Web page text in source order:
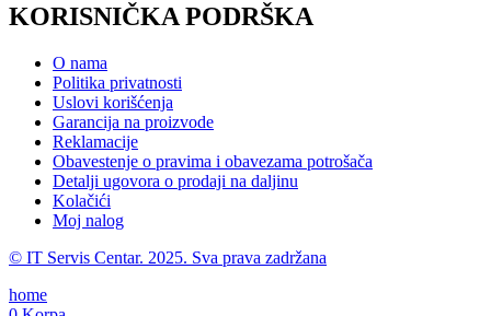
KORISNIČKA PODRŠKA
O nama
Politika privatnosti
Uslovi korišćenja
Garancija na proizvode
Reklamacije
Obavestenje o pravima i obavezama potrošača
Detalji ugovora o prodaji na daljinu
Kolačići
Moj nalog
© IT Servis Centar. 2025. Sva prava zadržana
home